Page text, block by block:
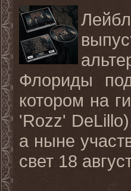
Флориды
котором на
'Rozz'
а ныне
свет 18